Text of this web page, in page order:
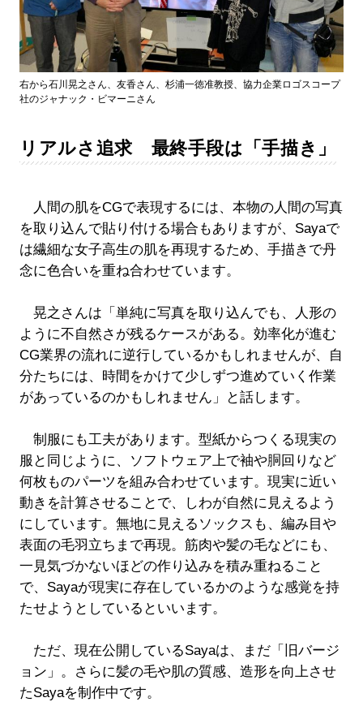
右から石川晃之さん、友香さん、杉浦一徳准教授、協力企業ロゴスコープ
社のジャナック・ビマーニさん
リアルさ追求 最終手段は「手描き」
人間の肌をCGで表現するには、本物の人間の写真
を取り込んで貼り付ける場合もありますが、Sayaで
は繊細な女子高生の肌を再現するため、手描きで丹
念に色合いを重ね合わせています。
晃之さんは「単純に写真を取り込んでも、人形の
ように不自然さが残るケースがある。効率化が進む
CG業界の流れに逆行しているかもしれませんが、自
分たちには、時間をかけて少しずつ進めていく作業
があっているのかもしれません」と話します。
制服にも工夫があります。型紙からつくる現実の
服と同じように、ソフトウェア上で袖や胴回りなど
何枚ものパーツを組み合わせています。現実に近い
動きを計算させることで、しわが自然に見えるよう
にしています。無地に見えるソックスも、編み目や
表面の毛羽立ちまで再現。筋肉や髪の毛などにも、
一見気づかないほどの作り込みを積み重ねること
で、Sayaが現実に存在しているかのような感覚を持
たせようとしているといいます。
ただ、現在公開しているSayaは、まだ「旧バージ
ョン」。さらに髪の毛や肌の質感、造形を向上させ
たSayaを制作中です。